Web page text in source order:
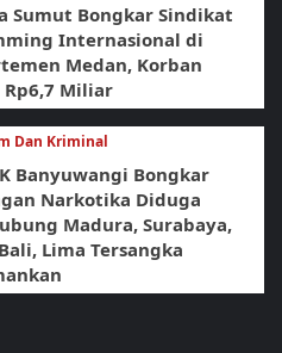
Sumut Bongkar Sindikat
Internasional di
Medan, Korban
Rp6,7 Miliar
Dan Kriminal
Banyuwangi Bongkar
Narkotika Diduga
Madura, Surabaya,
Lima Tersangka